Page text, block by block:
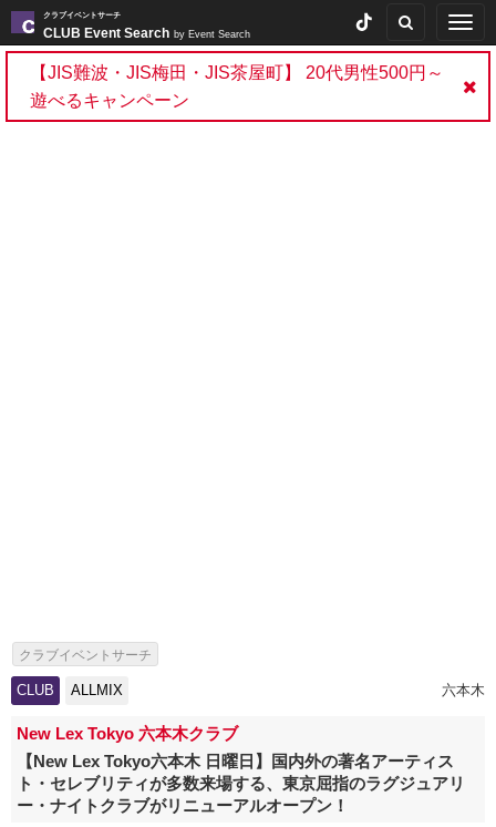
クラブイベントサーチ
CLUB Event Search by Event Search
【JIS難波・JIS梅田・JIS茶屋町】 20代男性500円～
遊べるキャンペーン
クラブイベントサーチ
CLUB ALLMIX 六本木
New Lex Tokyo 六本木クラブ
【New Lex Tokyo六本木 日曜日】国内外の著名アーティス
ト・セレブリティが多数来場する、東京屈指のラグジュアリ
ー・ナイトクラブがリニューアルオープン！